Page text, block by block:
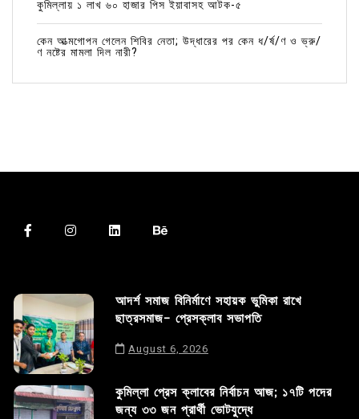
কুমিল্লায় ১ লাখ ৬০ হাজার পিস ইয়াবাসহ আটক-৫
কেন আত্মগোপন গেলেন শিবির নেতা; উদ্ধারের পর কেন ধ/র্ষ/ণ ও ভ্রু/
ণ নষ্টের মামলা দিল নারী?
আদর্শ সমাজ বিনির্মাণে সহায়ক ভুমিকা রাখে
ছাত্রসমাজ- প্রেসক্লাব সভাপতি
August 6, 2026
কুমিল্লা প্রেস ক্লাবের নির্বাচন আজ; ১৭টি পদের
জন্য ৩৩ জন প্রার্থী ভোটযুদ্ধে